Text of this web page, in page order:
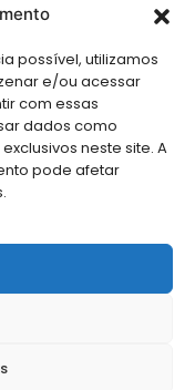
possível, utilizamos
e/ou acessar
com essas
dados como
neste site. A
pode afetar
para o seu evento